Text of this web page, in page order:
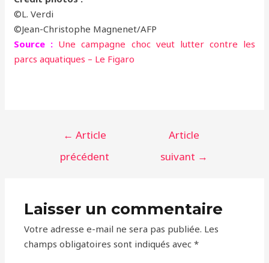
©L. Verdi
©Jean-Christophe Magnenet/AFP
Source : Une campagne choc veut lutter contre les
parcs aquatiques – Le Figaro
Navigation
l’article
← Article
précédent
Article
suivant →
Laisser un commentaire
Votre adresse e-mail ne sera pas publiée. Les
champs obligatoires sont indiqués avec*